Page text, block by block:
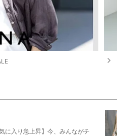
navigate_next
に入り急上昇】今、みんながチ